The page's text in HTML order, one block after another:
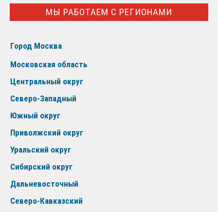
МЫ РАБОТАЕМ С РЕГИОНАМИ
Город Москва
Московская область
Центральный округ
Северо-Западный
Южный округ
Приволжский округ
Уральский округ
Сибирский округ
Дальневосточный
Северо-Кавказский